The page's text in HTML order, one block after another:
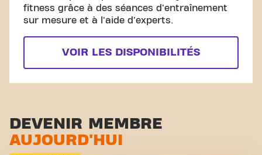
fitness grâce à des séances d'entraînement
sur mesure et à l'aide d'experts.
VOIR LES DISPONIBILITÉS
DEVENIR MEMBRE
AUJOURD'HUI